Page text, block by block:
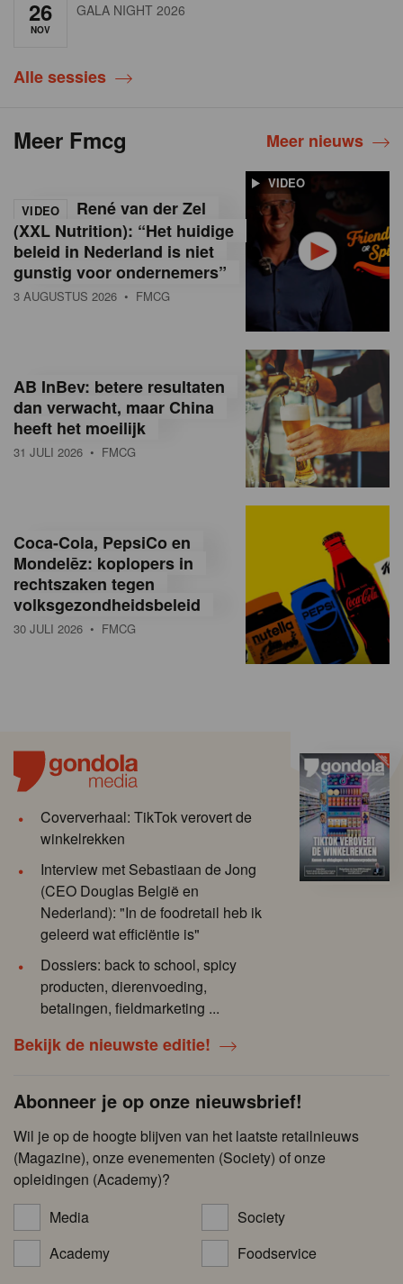
26
NOV
GALA NIGHT 2026
Alle sessies
Meer Fmcg Meer nieuws
VIDEO
VIDEO
René van der Zel
(XXL Nutrition): “Het huidige
beleid in Nederland is niet
gunstig voor ondernemers”
3 AUGUSTUS 2026 • FMCG
AB InBev: betere resultaten
dan verwacht, maar China
heeft het moeilijk
31 JULI 2026 • FMCG
Coca-Cola, PepsiCo en
Mondelēz: koplopers in
rechtszaken tegen
volksgezondheidsbeleid
30 JULI 2026 • FMCG
Coververhaal: TikTok verovert de
winkelrekken
Interview met Sebastiaan de Jong
(CEO Douglas België en
Nederland): "In de foodretail heb ik
geleerd wat efficiëntie is"
Dossiers: back to school, spicy
producten, dierenvoeding,
betalingen, fieldmarketing ...
Bekijk de nieuwste editie!
Abonneer je op onze nieuwsbrief!
Wil je op de hoogte blijven van het laatste retailnieuws
(Magazine), onze evenementen (Society) of onze
opleidingen (Academy)?
Media
Society
Academy
Foodservice